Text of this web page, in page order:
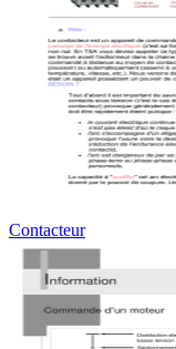
Contacteur